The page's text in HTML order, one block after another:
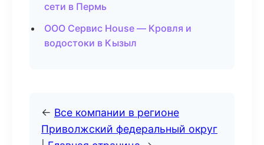
сети в Пермь
ООО Сервис House — Кровля и
водостоки в Кызыл
← Все компании в регионе
Приволжский федеральный округ